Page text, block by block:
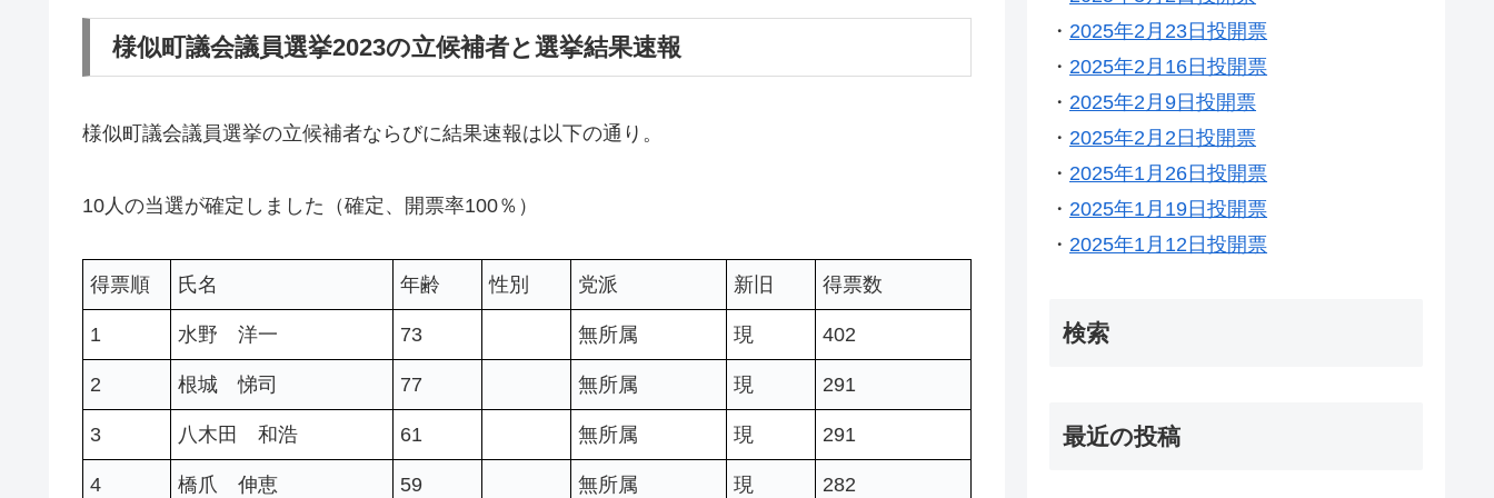
様似町議会議員選挙2023の立候補者と選挙結果速報
様似町議会議員選挙の立候補者ならびに結果速報は以下の通り。
10人の当選が確定しました（確定、開票率100％）
得票順 氏名 年齢 性別 党派 新旧 得票数
1 水野 洋一 73 無所属 現 402
2 根城 悌司 77 無所属 現 291
3 八木田 和浩 61 無所属 現 291
4 橋爪 伸恵 59 無所属 現 282
・ 2025年2月23日投開票
・ 2025年2月16日投開票
・ 2025年2月9日投開票
・ 2025年2月2日投開票
・ 2025年1月26日投開票
・ 2025年1月19日投開票
・ 2025年1月12日投開票
検索
最近の投稿